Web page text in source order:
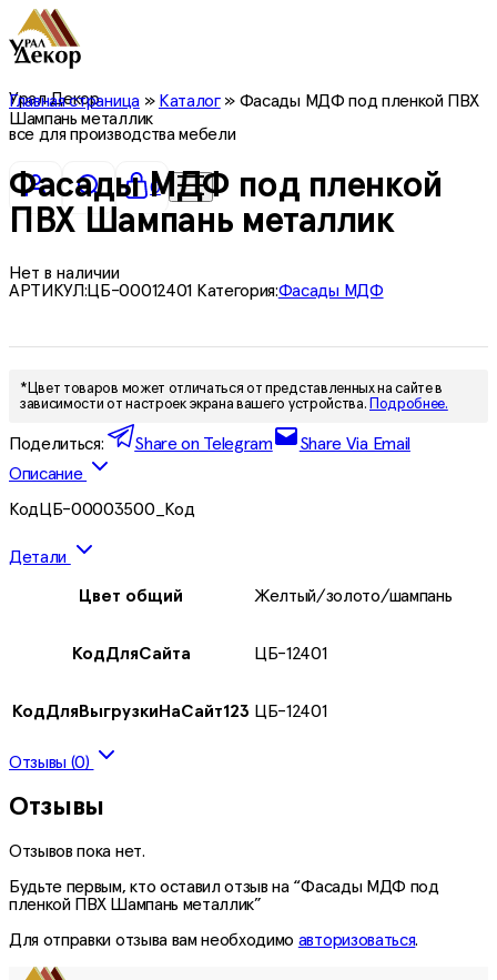
Урал Декор
все для производства мебели
0
Главная страница» Каталог» Фасады МДФ под пленкой ПВХ
Шампань металлик
Фасады МДФ под пленкой
ПВХ Шампань металлик
Нет в наличии
АРТИКУЛ:ЦБ-00012401 Категория:Фасады МДФ
*Цвет товаров может отличаться от представленных на сайте в
зависимости от настроек экрана вашего устройства. Подробнее.
Поделиться: Share on Telegram
Share Via Email
Описание
КодЦБ-00003500_Код
Детали
Цвет общий Желтый/золото/шампань
КодДляСайта ЦБ-12401
КодДляВыгрузкиНаСайт123 ЦБ-12401
Отзывы (0)
Отзывы
Отзывов пока нет.
Будьте первым, кто оставил отзыв на “Фасады МДФ под
пленкой ПВХ Шампань металлик”
Для отправки отзыва вам необходимо авторизоваться.